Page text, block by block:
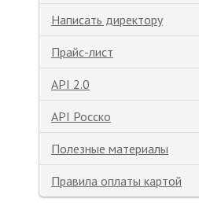
Написать директору
Прайс-лист
API 2.0
API Росско
Полезные материалы
Правила оплаты картой